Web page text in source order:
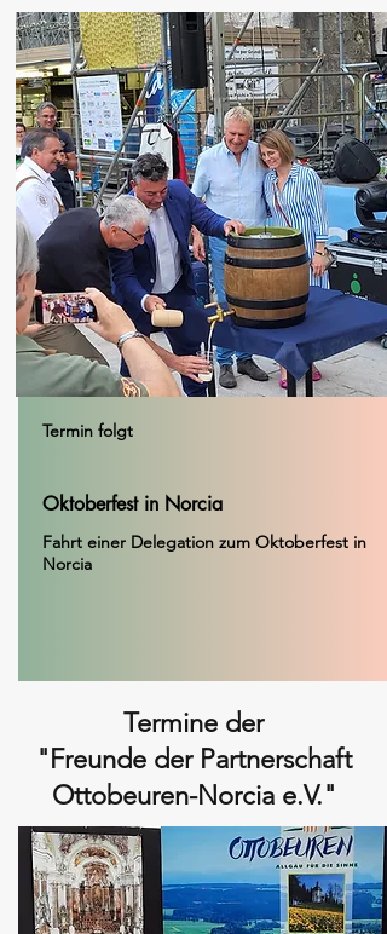
Termin folgt
Oktoberfest in Norcia
Fahrt einer Delegation zum Oktoberfest in
Norcia
Termine der
"Freunde der Partnerschaft
Ottobeuren-Norcia e.V."